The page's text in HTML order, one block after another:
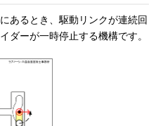
あるとき、駆動リンクが連続回
ダーが一時停止する機構です。